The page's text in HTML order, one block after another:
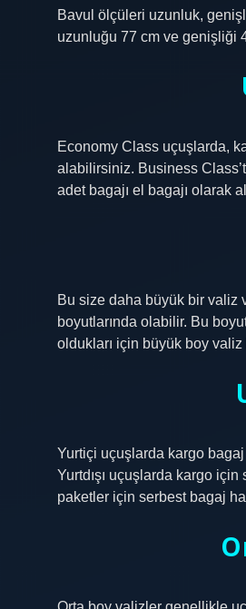
Bavul ölçüleri uzunluk,
uzunluğu 77 cm ve genişliği
Economy Class uçuşlarda,
alabilirsiniz. Business
adet bagajı el bagajı olarak
Bu size daha büyük bir valiz
boyutlarında olabilir. Bu
oldukları için büyük boy
Yurtiçi uçuşlarda kargo
Yurtdışı uçuşlarda kargo
paketler için serbest bagaj